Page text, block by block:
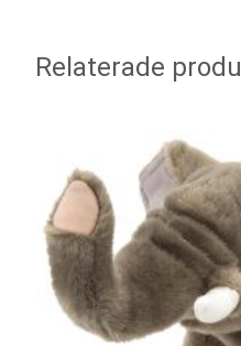
Relaterade